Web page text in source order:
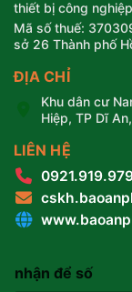
thiết bị công
Mã số thuế:
sở 26 Thành phố
ĐỊA CHỈ
Khu dân cư
Hiệp, TP Dĩ
LIÊN HỆ
nhận để số